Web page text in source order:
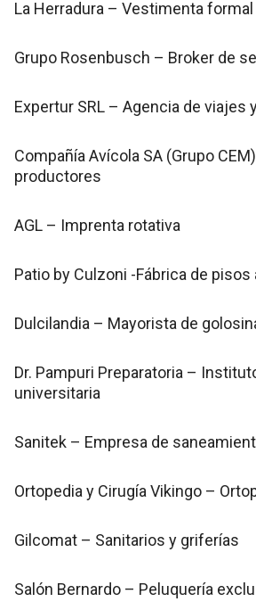
La Herradura – Vestimenta
Grupo Rosenbusch – Broker de
Expertur SRL – Agencia de viajes
Compañía Avícola SA (Grupo
productores
AGL – Imprenta rotativa
Patio by Culzoni -Fábrica de
Dulcilandia – Mayorista de
Dr. Pampuri Preparatoria –
universitaria
Sanitek – Empresa de
Ortopedia y Cirugía Vikingo –
Gilcomat – Sanitarios y griferías
Salón Bernardo – Peluquería